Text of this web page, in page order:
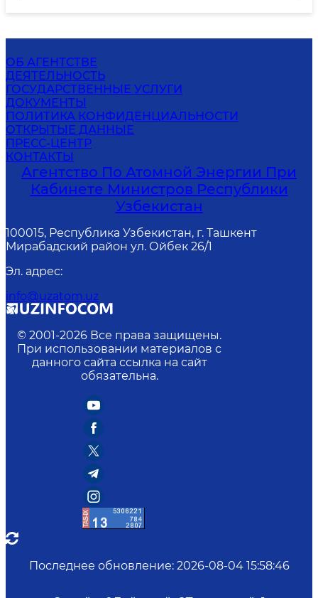
ОБ АГЕНТСТВЕ
ДЕЯТЕЛЬНОСТЬ
ГОСУДАРСТВЕННЫЕ УСЛУГИ
ДОКУМЕНТЫ
ПОЛИТИКА КОНФИДЕНЦИАЛЬНОСТИ
ОТКРЫТЫЕ ДАННЫЕ
ПРЕСС-ЦЕНТР
КОНТАКТЫ
Агентство По Атомной Энергии При
Кабинете Министров Республики
Узбекистан
100015, Республика Узбекистан, г. Ташкент
Мирабадский район ул. Ойбек 26/1
Эл. адрес:
info@uzatom.uz
© 2001-2026 Все права защищены.
При использовании материалов с
данного сайта ссылка на сайт
обязательна.
Последнее обновление: 2026-08-04 15:58:46